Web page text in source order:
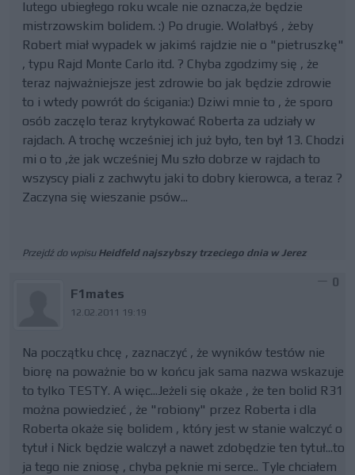
lutego ubiegłego roku wcale nie oznacza,że będzie
mistrzowskim bolidem. :) Po drugie. Wolałbyś , żeby
Robert miał wypadek w jakimś rajdzie nie o "pietruszkę"
, typu Rajd Monte Carlo itd. ? Chyba zgodzimy się , że
teraz najważniejsze jest zdrowie bo jak będzie zdrowie
to i wtedy powrót do ścigania:) Dziwi mnie to , że sporo
osób zaczęlo teraz krytykować Roberta za udziały w
rajdach. A trochę wcześniej ich już było, ten był 13. Chodzi
mi o to ,że jak wcześniej Mu szło dobrze w rajdach to
wszyscy piali z zachwytu jaki to dobry kierowca, a teraz ?
Zaczyna się wieszanie psów...
Przejdź do wpisu Heidfeld najszybszy trzeciego dnia w Jerez
F1mates
12.02.2011 19:19
0
Na początku chcę , zaznaczyć , że wyników testów nie
biorę na poważnie bo w końcu jak sama nazwa wskazuje
to tylko TESTY. A więc...Jeżeli się okaże , że ten bolid R31
można powiedzieć , że "robiony" przez Roberta i dla
Roberta okaże się bolidem , który jest w stanie walczyć o
tytuł i Nick będzie walczył a nawet zdobędzie ten tytuł...to
ja tego nie zniosę , chyba pęknie mi serce.. Tyle chciałem